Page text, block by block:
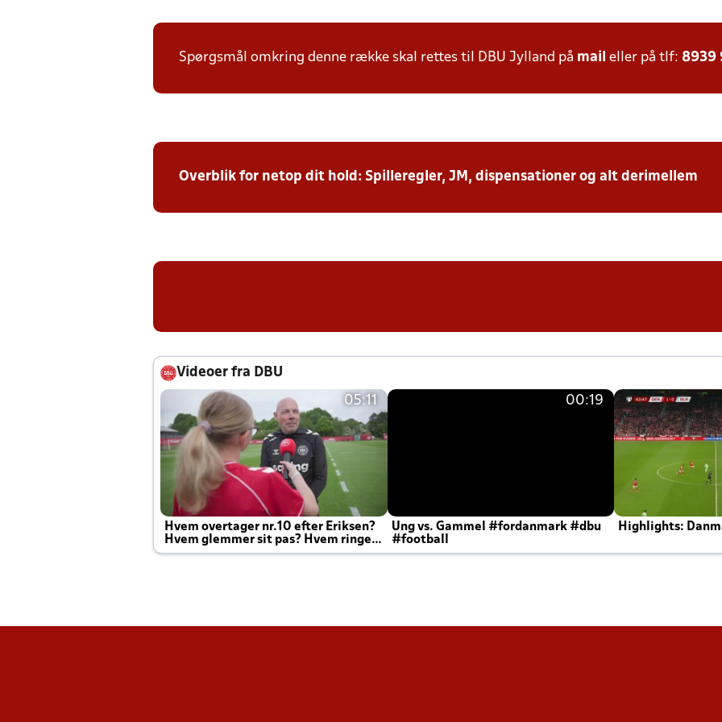
Spørgsmål omkring denne række skal rettes til DBU Jylland på mail eller på tlf: 8939
Overblik for netop dit hold: Spilleregler, JM, dispensationer og alt derimellem
Videoer fra DBU
05:11
Hvem overtager nr.10 efter Eriksen?
Hvem glemmer sit pas? Hvem ringer
Joachim altid til efter kampe?
00:19
Ung vs. Gammel #fordanmark #dbu
#football
Highlights: